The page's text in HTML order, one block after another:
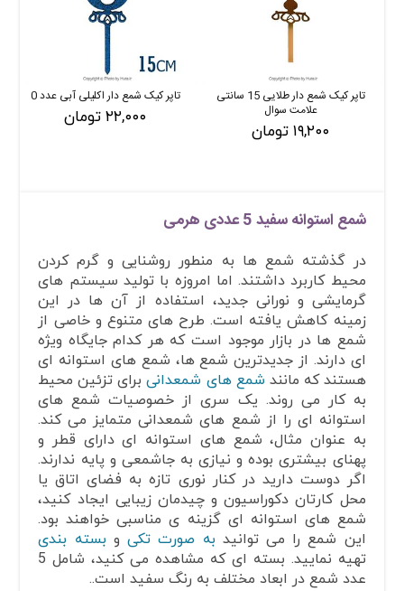
تاپر کیک شمع دار طلایی 15 سانتی
علامت سوال
۱۹,۲۰۰ تومان
تاپر کیک شمع دار اکلیلی آبی عدد 0
۲۲,۰۰۰ تومان
شمع استوانه سفید 5 عددی هرمی
در گذشته شمع ها به منطور روشنایی و گرم کردن
محیط کاربرد داشتند. اما امروزه با تولید سیستم های
گرمایشی و نورانی جدید، استفاده از آن ها در این
زمینه کاهش یافته است. طرح های متنوع و خاصی از
شمع ها در بازار موجود است که هر کدام جایگاه ویژه
ای دارند. از جدیدترین شمع ها، شمع های استوانه ای
هستند که مانند شمع های شمعدانیبرای تزئین محیط
به کار می روند. یک سری از خصوصیات شمع های
استوانه ای را از شمع های شمعدانی متمایز می کند.
به عنوان مثال، شمع های استوانه ای دارای قطر و
پهنای بیشتری بوده و نیازی به جاشمعی و پایه ندارند.
اگر دوست دارید در کنار نوری تازه به فضای اتاق یا
محل کارتان دکوراسیون و چیدمان زیبایی ایجاد کنید،
شمع های استوانه ای گزینه ی مناسبی خواهند بود.
این شمع را می توانید به صورت تکیو بسته بندی
تهیه نمایید. بسته ای که مشاهده می کنید، شامل 5
عدد شمع در ابعاد مختلف به رنگ سفید است..